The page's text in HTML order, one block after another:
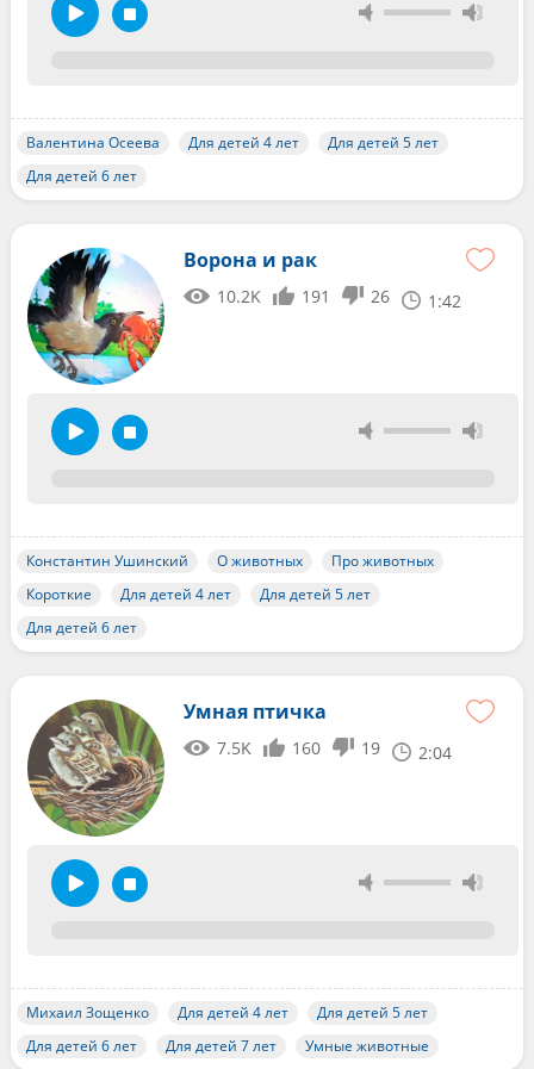
Валентина Осеева Для детей 4 лет
Для детей 5 лет
Для детей 6 лет
Ворона и рак
10.2K 191 26 1:42
Константин Ушинский О животных
Про животных
Короткие
Для детей 4 лет
Для детей 5 лет
Для детей 6 лет
Умная птичка
7.5K 160 19 2:04
Михаил Зощенко Для детей 4 лет
Для детей 5 лет
Для детей 6 лет
Для детей 7 лет Умные животные